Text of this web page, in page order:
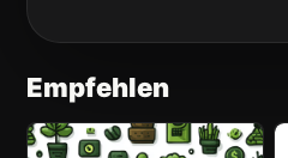
Empfehlen